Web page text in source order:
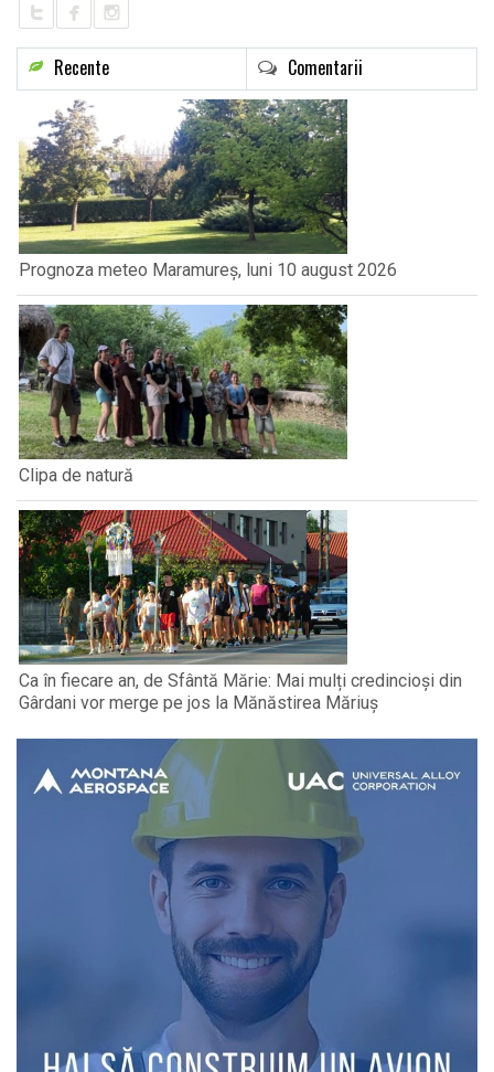
Recente Comentarii
Prognoza meteo Maramureș, luni 10 august 2026
Clipa de natură
Ca în fiecare an, de Sfântă Mărie: Mai mulți credincioși din
Gârdani vor merge pe jos la Mănăstirea Măriuș